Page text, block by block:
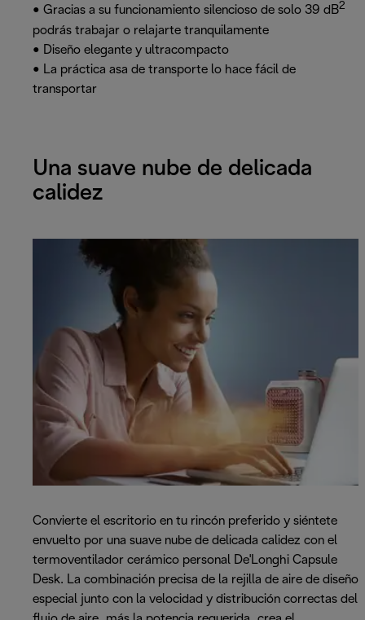
• Gracias a su funcionamiento silencioso de solo 39 dB2
podrás trabajar o relajarte tranquilamente
• Diseño elegante y ultracompacto
• La práctica asa de transporte lo hace fácil de
transportar
Una suave nube de delicada
calidez
Convierte el escritorio en tu rincón preferido y siéntete
envuelto por una suave nube de delicada calidez con el
termoventilador cerámico personal De'Longhi Capsule
Desk. La combinación precisa de la rejilla de aire de diseño
especial junto con la velocidad y distribución correctas del